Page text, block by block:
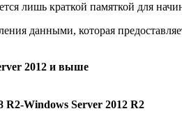
лишь краткой памяткой для
данными, которая
2012 и выше
R2-Windows Server 2012 R2